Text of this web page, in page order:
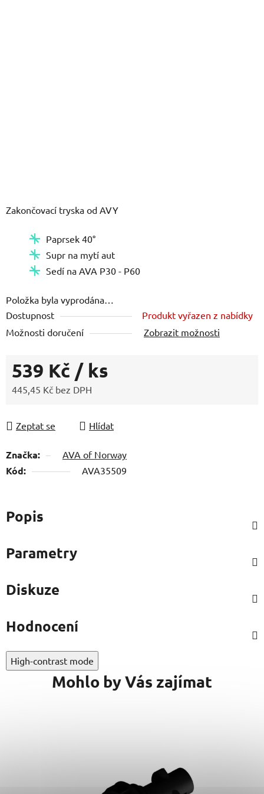
Zakončovací tryska od AVY
Paprsek 40°
Supr na mytí aut
Sedí na AVA P30 - P60
Položka byla vyprodána…
Dostupnost
Produkt vyřazen z nabídky
Možnosti doručení
Zobrazit možnosti
539 Kč / ks
445,45 Kč bez DPH
Zeptat se
Hlídat
Značka: AVA of Norway
Kód: AVA35509
Popis
Parametry
Diskuze
Hodnocení
High-contrast mode
Mohlo by Vás zajímat